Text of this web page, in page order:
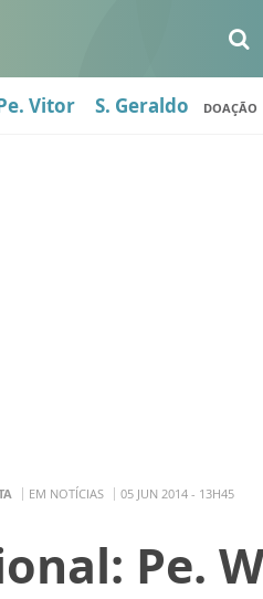
Vitor S. Geraldo DOAÇÃO
EM NOTÍCIAS 05 JUN 2014 - 13H45
Pe.